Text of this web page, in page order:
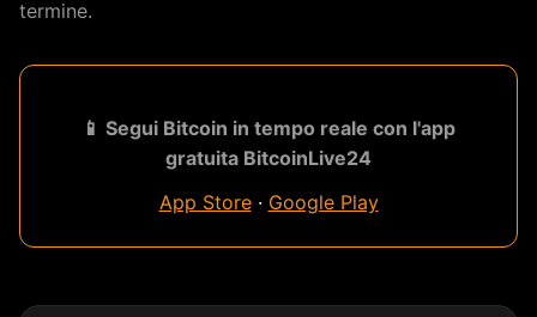
termine.
📱 Segui Bitcoin in tempo reale con l'app
gratuita BitcoinLive24
App Store· Google Play